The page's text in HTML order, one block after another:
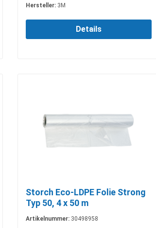
Hersteller: 3M
Details
Storch Eco-LDPE Folie Strong
Typ 50, 4 x 50 m
Artikelnummer: 30498958